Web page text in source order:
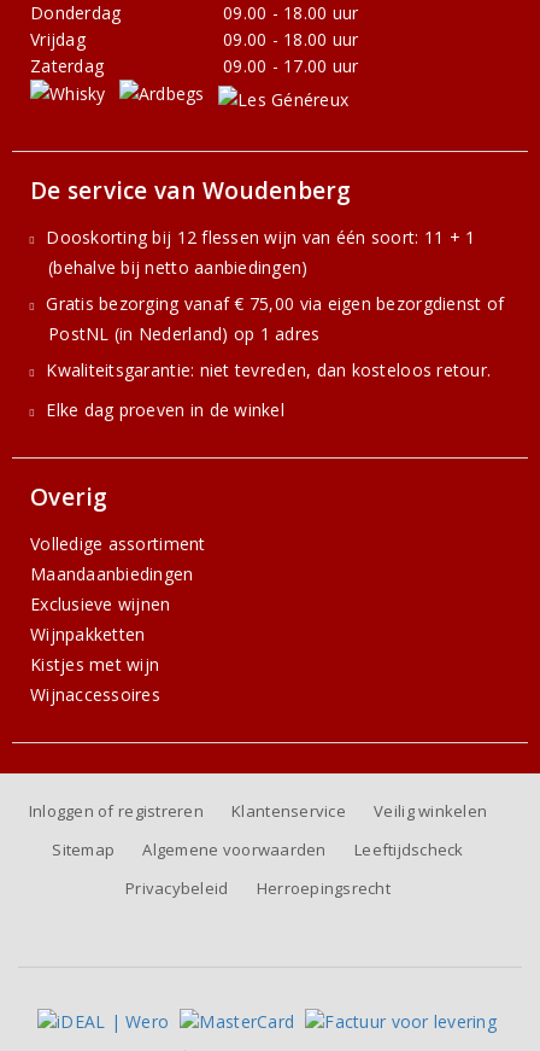
Donderdag
09.00 - 18.00 uur
Vrijdag
09.00 - 18.00 uur
Zaterdag
09.00 - 17.00 uur
De service van Woudenberg
Dooskorting bij 12 flessen wijn van één soort: 11 + 1
(behalve bij netto aanbiedingen)
Gratis bezorging vanaf € 75,00 via eigen bezorgdienst of
PostNL (in Nederland) op 1 adres
Kwaliteitsgarantie: niet tevreden, dan kosteloos retour.
Elke dag proeven in de winkel
Overig
Volledige assortiment
Maandaanbiedingen
Exclusieve wijnen
Wijnpakketten
Kistjes met wijn
Wijnaccessoires
Inloggen of registreren Klantenservice
Veilig winkelen
Sitemap
Algemene voorwaarden
Leeftijdscheck
Privacybeleid
Herroepingsrecht